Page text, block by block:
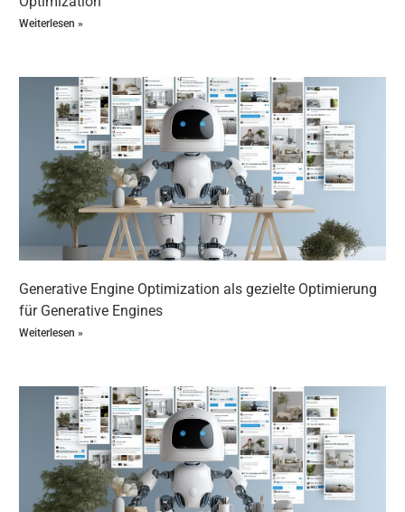
Unternehmen lokal nach vorne bringen
Mehr Sichtbarkeit:Deine Website wird bei lokalen
Suchanfragen besser gefunden – und zwar genau
dort, wo Deine Kunden sind.
Höhere Conversion-Raten:Lokale Nutzer, die Dich
finden, sind deutlich kaufbereiter – das steigert
Deinen Umsatz.
Effizientere SEO Prozesse: KI automatisiert viele
aufwändige SEO Aufgaben, sodass Du Dich auf
Wettbewerbsvorteil:Mit KI SEO bist Du schneller,
flexibler und besser informiert als Deine
Sichtbarkeit.
Skalierbarkeit:Du kannst Deine lokale SEO
Strategie einfach auf weitere Regionen ausweiten.
GEO – SEO mit KI erklärt: Häufige Einwände
und warum sie keine Hürde sind
Vielleicht denkst Du jetzt: „KI SEO klingt spannend, aber
Weiterlesen »
Generative Engine Optimization als gezielte Optimierung
für Generative Engines
Weiterlesen »